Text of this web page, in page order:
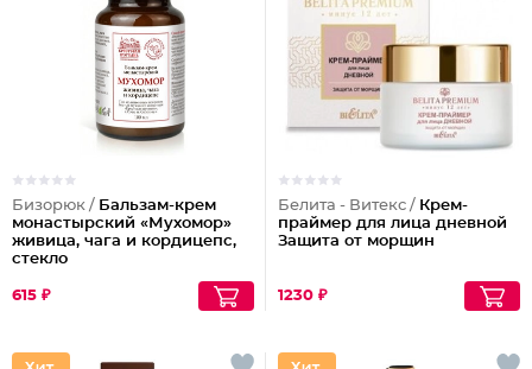
Бизорюк / Бальзам-крем
монастырский «Мухомор»
живица, чага и кордицепс,
стекло
615 ₽
Белита - Витекс / Крем-
праймер для лица дневной
Защита от морщин
1230 ₽